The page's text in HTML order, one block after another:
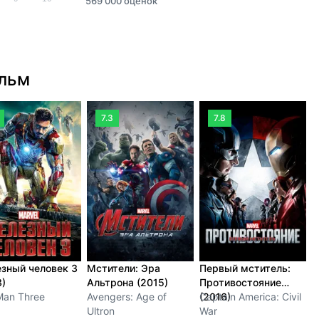
человек 3
Three
7.3
Мстители: Эра
Альтрона (2015)
Avengers: Age of
Ultron
7.8
Первый мститель:
Противостояние
(2016)
Captain America: Civil
War